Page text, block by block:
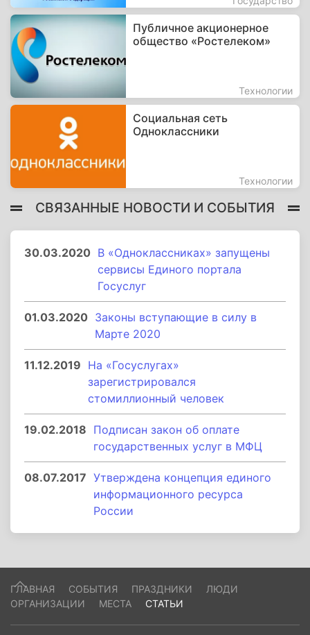
Публичное акционерное
общество «Ростелеком»
Технологии
Социальная сеть
Одноклассники
Технологии
СВЯЗАННЫЕ НОВОСТИ И СОБЫТИЯ
30.03.2020 В «Одноклассниках» запущены
сервисы Единого портала
Госуслуг
01.03.2020 Законы вступающие в силу в
Марте 2020
11.12.2019 На «Госуслугах»
зарегистрировался
стомиллионный человек
19.02.2018 Подписан закон об оплате
государственных услуг в МФЦ
08.07.2017 Утверждена концепция единого
информационного ресурса
России
ГЛАВНАЯ СОБЫТИЯ ПРАЗДНИКИ
ЛЮДИ
ОРГАНИЗАЦИИ
МЕСТА СТАТЬИ